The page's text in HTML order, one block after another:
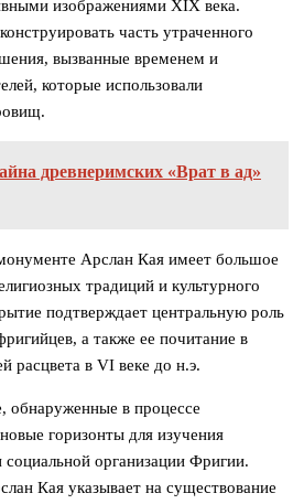
изображениями XIX века.
часть утраченного
вызванные временем и
которые использовали
древнеримских «Врат в ад»
Арслан Кая имеет большое
традиций и культурного
подтверждает центральную роль
а также ее почитание в
расцвета в VI веке до н.э.
обнаруженные в процессе
горизонты для изучения
организации Фригии.
Кая указывает на существование